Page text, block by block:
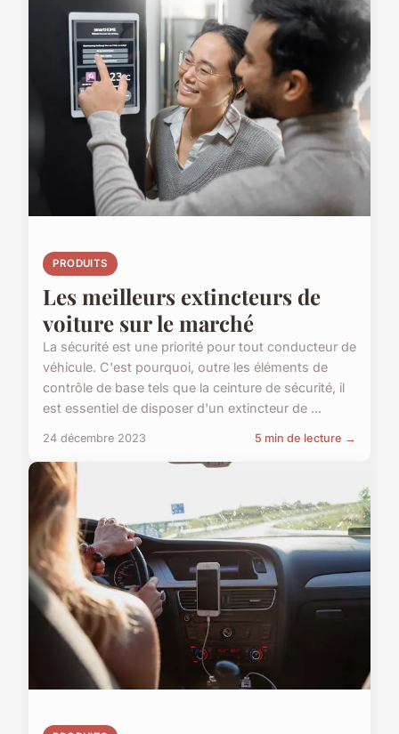
PRODUITS
Les meilleurs extincteurs de
voiture sur le marché
La sécurité est une priorité pour tout conducteur de
véhicule. C'est pourquoi, outre les éléments de
contrôle de base tels que la ceinture de sécurité, il
est essentiel de disposer d'un extincteur de ...
24 décembre 2023 5 min de lecture →